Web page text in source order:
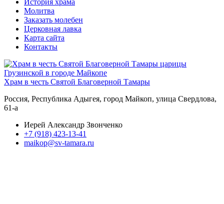
Молитва
Заказать молебен
Церковная лавка
Карта сайта
Контакты
Храм в честь Святой Благоверной Тамары
Россия, Республика Адыгея, город Майкоп, улица Свердлова,
61-а
Иерей Александр Звонченко
+7 (918) 423-13-41
maikop@sv-tamara.ru